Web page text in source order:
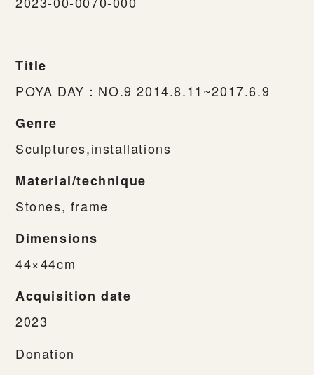
Title
POYA DAY：NO.9 2014.8.11~2017.6.9
Genre
Sculptures,installations
Material/technique
Stones, frame
Dimensions
44×44cm
Acquisition date
2023
Donation